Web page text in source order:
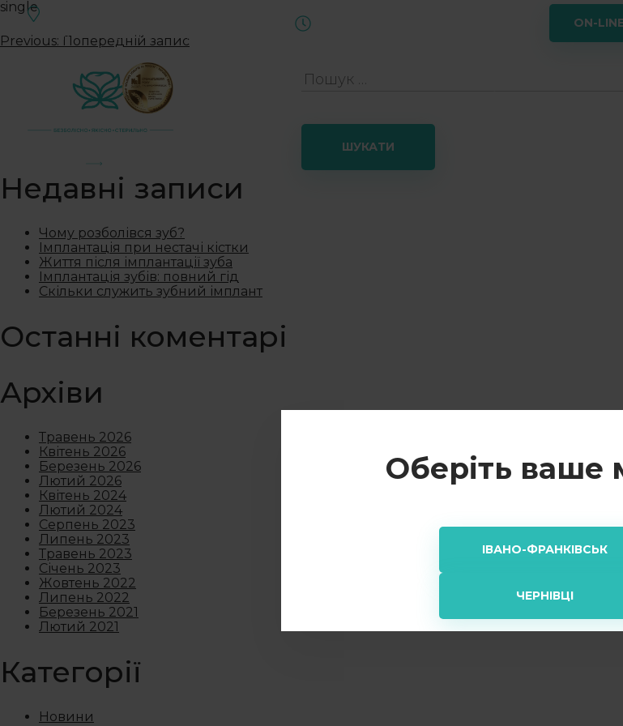
Чернівці, вул. Руська, 237
ON-
single
Previous: Попередній запис
Недавні записи
Чому розболівся зуб?
Імплантація при нестачі кістки
Життя після імплантації зуба
Імплантація зубів: повний гід
Скільки служить зубний імплант
Останні коментарі
Архіви
Травень 2026
Квітень 2026
Березень 2026
Лютий 2026
Квітень 2024
Лютий 2024
Серпень 2023
Липень 2023
Травень 2023
Січень 2023
Жовтень 2022
Липень 2022
Березень 2021
Лютий 2021
Категорії
Новини
Оберіть ваше
ІВАНО-ФРАНКІВСЬК
ЧЕРНІВЦІ